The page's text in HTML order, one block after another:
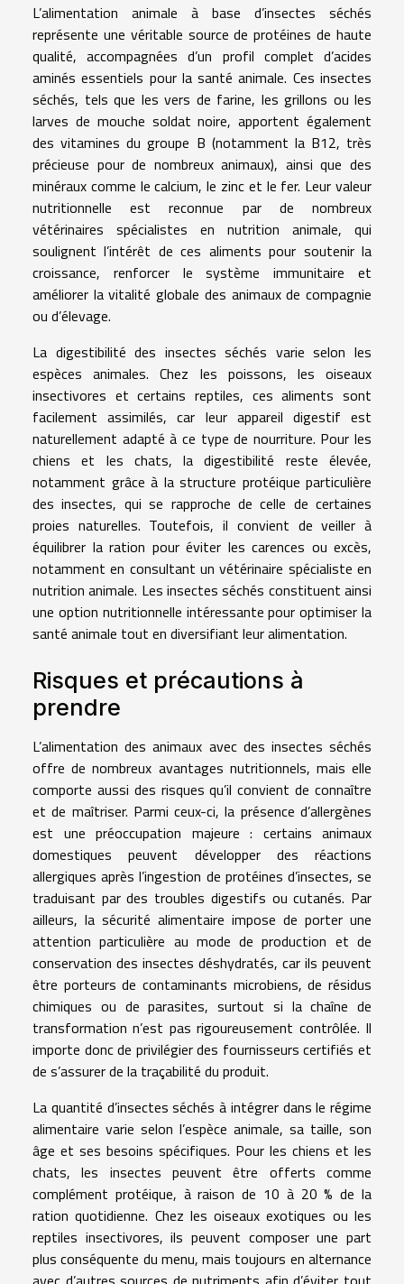
L’alimentation animale à base d’insectes séchés
représente une véritable source de protéines de haute
qualité, accompagnées d’un profil complet d’acides
aminés essentiels pour la santé animale. Ces insectes
séchés, tels que les vers de farine, les grillons ou les
larves de mouche soldat noire, apportent également
des vitamines du groupe B (notamment la B12, très
précieuse pour de nombreux animaux), ainsi que des
minéraux comme le calcium, le zinc et le fer. Leur valeur
nutritionnelle est reconnue par de nombreux
vétérinaires spécialistes en nutrition animale, qui
soulignent l’intérêt de ces aliments pour soutenir la
croissance, renforcer le système immunitaire et
améliorer la vitalité globale des animaux de compagnie
ou d’élevage.
La digestibilité des insectes séchés varie selon les
espèces animales. Chez les poissons, les oiseaux
insectivores et certains reptiles, ces aliments sont
facilement assimilés, car leur appareil digestif est
naturellement adapté à ce type de nourriture. Pour les
chiens et les chats, la digestibilité reste élevée,
notamment grâce à la structure protéique particulière
des insectes, qui se rapproche de celle de certaines
proies naturelles. Toutefois, il convient de veiller à
équilibrer la ration pour éviter les carences ou excès,
notamment en consultant un vétérinaire spécialiste en
nutrition animale. Les insectes séchés constituent ainsi
une option nutritionnelle intéressante pour optimiser la
santé animale tout en diversifiant leur alimentation.
Risques et précautions à
prendre
L’alimentation des animaux avec des insectes séchés
offre de nombreux avantages nutritionnels, mais elle
comporte aussi des risques qu’il convient de connaître
et de maîtriser. Parmi ceux-ci, la présence d’allergènes
est une préoccupation majeure : certains animaux
domestiques peuvent développer des réactions
allergiques après l’ingestion de protéines d’insectes, se
traduisant par des troubles digestifs ou cutanés. Par
ailleurs, la sécurité alimentaire impose de porter une
attention particulière au mode de production et de
conservation des insectes déshydratés, car ils peuvent
être porteurs de contaminants microbiens, de résidus
chimiques ou de parasites, surtout si la chaîne de
transformation n’est pas rigoureusement contrôlée. Il
importe donc de privilégier des fournisseurs certifiés et
de s’assurer de la traçabilité du produit.
La quantité d’insectes séchés à intégrer dans le régime
alimentaire varie selon l’espèce animale, sa taille, son
âge et ses besoins spécifiques. Pour les chiens et les
chats, les insectes peuvent être offerts comme
complément protéique, à raison de 10 à 20 % de la
ration quotidienne. Chez les oiseaux exotiques ou les
reptiles insectivores, ils peuvent composer une part
plus conséquente du menu, mais toujours en alternance